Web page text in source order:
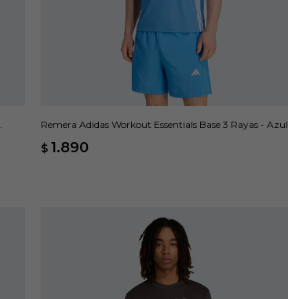
Remera Adidas Workout Essentials Base 3 Rayas - Azul
$ 1.890